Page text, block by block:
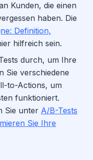
Kunden, die einen
haben. Die
Definition,
hilfreich sein.
durch, um Ihre
Sie verschiedene
to-Actions, um
funktioniert.
Sie unter A/B-Tests
Sie Ihre